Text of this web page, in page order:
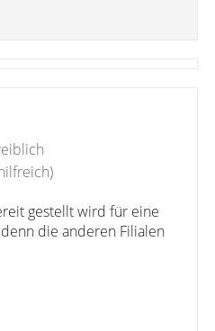
gestellt wird für eine
die anderen Filialen